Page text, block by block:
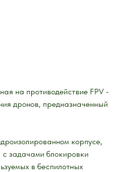
на противодействие FPV -
дронов, предназначенный
корпусе,
с задачами блокировки
в беспилотных